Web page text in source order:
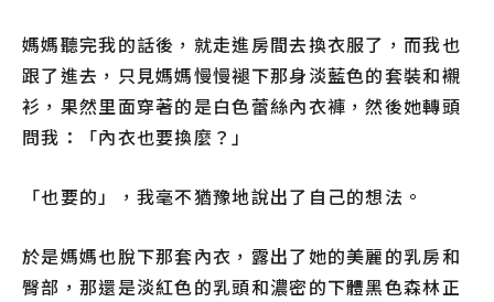
媽媽聽完我的話後，就走進房間去換衣服了，而我也
跟了進去，只見媽媽慢慢褪下那身淡藍色的套裝和襯
衫，果然里面穿著的是白色蕾絲內衣褲，然後她轉頭
問我：「內衣也要換麼？」
「也要的」，我毫不猶豫地說出了自己的想法。
於是媽媽也脫下那套內衣，露出了她的美麗的乳房和
臀部，那還是淡紅色的乳頭和濃密的下體黑色森林正